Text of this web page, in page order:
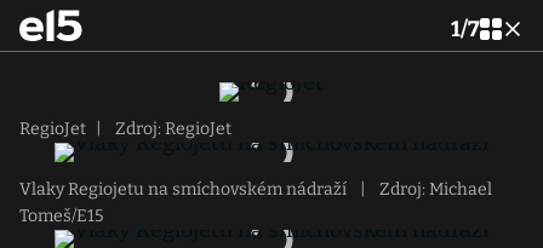
1/7
RegioJet Zdroj: RegioJet
Vlaky Regiojetu na smíchovském nádraží
Zdroj: Michael
Tomeš/E15